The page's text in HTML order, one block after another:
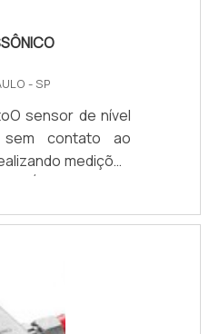
- SP
sensor de nível
sem contato ao
medições
É indicado para
diversos,
de espuma e
- Tanques,
e pastosos
esgoto, produtos